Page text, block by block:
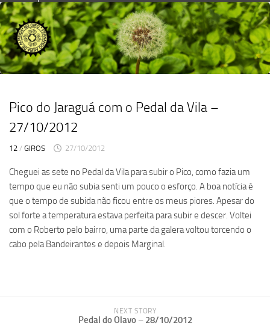
Skip
to
content
Pico do Jaraguá com o Pedal da Vila –
27/10/2012
12 / GIROS 27/10/2012
Cheguei as sete no Pedal da Vila para subir o Pico, como fazia um
tempo que eu não subia senti um pouco o esforço. A boa notícia é
que o tempo de subida não ficou entre os meus piores. Apesar do
sol forte a temperatura estava perfeita para subir e descer. Voltei
com o Roberto pelo bairro, uma parte da galera voltou torcendo o
cabo pela Bandeirantes e depois Marginal.
NEXT STORY
Pedal do Olavo – 28/10/2012